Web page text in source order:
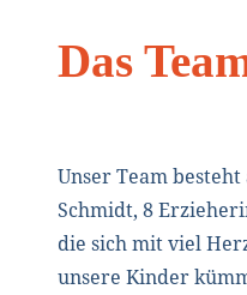
Das
Unser Team
Schmidt, 8
die sich mit viel
unsere Kinder